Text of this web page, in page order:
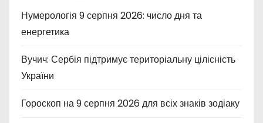
Нумерологія 9 серпня 2026: число дня та
енергетика
Вучич: Сербія підтримує територіальну цілісність
України
Гороскоп на 9 серпня 2026 для всіх знаків зодіаку